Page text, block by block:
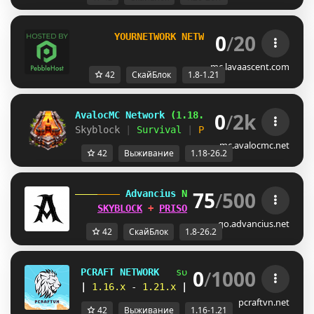
YOURNETWORK NETWORK [1.8-
0/20
mc.lavaascent.com
42 СкайБлок 1.8-1.21
AvalocMC Network
(1.18.x-26.2)
Skyblock
Survival Prison | Factions
0/2k
mc.avalocmc.net
42 Выживание 1.18-26.2
Advancius Network [1.8 - 26.2]
SKYBLOCK + PRISON UPDATES OUT NOW
75/500
go.advancius.net
42 СкайБлок 1.8-26.2
PCRAFT NETWORK sᴜʀᴠɪᴠᴀʟ | sᴋʏʙʟᴏᴄᴋ
1.16.x - 1.21.x | ᴇᴄᴏ sᴍᴘ |
0/1000
pcraftvn.net
42 Выживание 1.16-1.21